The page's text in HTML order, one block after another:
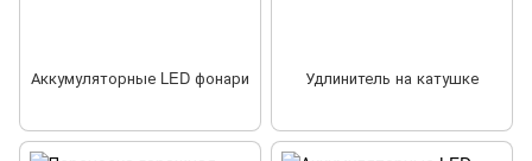
Аккумуляторные LED фонари Удлинитель на катушке